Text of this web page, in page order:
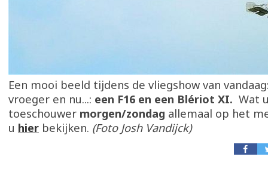
Een mooi beeld tijdens de vliegshow van
vroeger en nu...: een F16 en een Blériot XI. Wat
toeschouwer morgen/zondag allemaal op het
u hier bekijken. (Foto Josh Vandijck)